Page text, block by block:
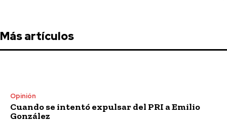
Más artículos
Opinión
Cuando se intentó expulsar del PRI a Emilio
González